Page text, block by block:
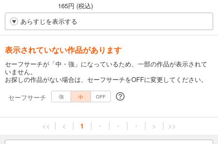
165円 (税込)
あらすじを表示する
表示されていない作品があります
セーフサーチが「中・強」になっているため、一部の作品が表示されて
いません。
お探しの作品がない場合は、セーフサーチをOFFに変更してください。
セーフサーチ
強 中 OFF
<< < 1 ・ ・ ・ > >>